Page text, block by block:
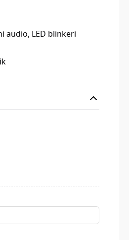
audio, LED blinkeri